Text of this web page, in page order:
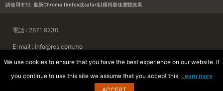
請使用IE10, 最新Chrome,firefox或safari以獲得最佳瀏覽效果
電話 : 2871 9230
E-mail : info@res.com.mo
地址 : 澳門慕拉士前地來來集團大廈
Copyright © 2026 澳門來來電器廣場
We use cookies to ensure that you have the best experience on our website. If
you continue to use this site we assume that you accept this. Learn more